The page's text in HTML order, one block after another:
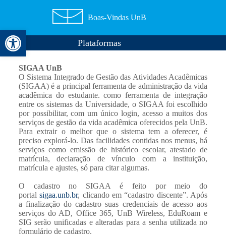
Abrir a barra de ferramentas
Boas-Vindas UnB
Plataformas
SIGAA UnB
O Sistema Integrado de Gestão das Atividades Acadêmicas
(SIGAA) é a principal ferramenta de administração da vida
acadêmica do estudante. como ferramenta de integração
entre os sistemas da Universidade, o SIGAA foi escolhido
por possibilitar, com um único login, acesso a muitos dos
serviços de gestão da vida acadêmica oferecidos pela UnB.
Para extrair o melhor que o sistema tem a oferecer, é
preciso explorá-lo. Das facilidades contidas nos menus, há
serviços como emissão de histórico escolar, atestado de
matrícula, declaração de vínculo com a instituição,
matrícula e ajustes, só para citar algumas.
O cadastro no SIGAA é feito por meio do
portalsigaa.unb.br, clicando em “cadastro discente”. Após
a finalização do cadastro suas credenciais de acesso aos
serviços do AD, Office 365, UnB Wireless, EduRoam e
SIG serão unificadas e alteradas para a senha utilizada no
formulário de cadastro.